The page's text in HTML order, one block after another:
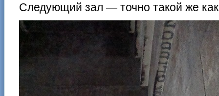
Следующий зал — точно такой же